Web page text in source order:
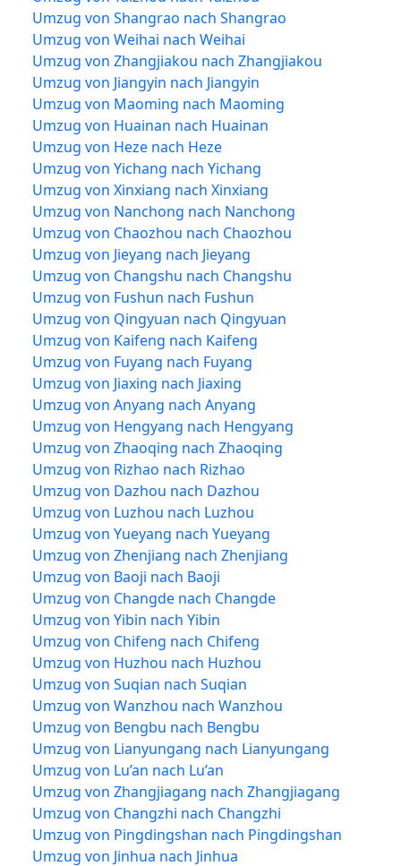
Umzug von Shangrao nach Shangrao
Umzug von Weihai nach Weihai
Umzug von Zhangjiakou nach Zhangjiakou
Umzug von Jiangyin nach Jiangyin
Umzug von Maoming nach Maoming
Umzug von Huainan nach Huainan
Umzug von Heze nach Heze
Umzug von Yichang nach Yichang
Umzug von Xinxiang nach Xinxiang
Umzug von Nanchong nach Nanchong
Umzug von Chaozhou nach Chaozhou
Umzug von Jieyang nach Jieyang
Umzug von Changshu nach Changshu
Umzug von Fushun nach Fushun
Umzug von Qingyuan nach Qingyuan
Umzug von Kaifeng nach Kaifeng
Umzug von Fuyang nach Fuyang
Umzug von Jiaxing nach Jiaxing
Umzug von Anyang nach Anyang
Umzug von Hengyang nach Hengyang
Umzug von Zhaoqing nach Zhaoqing
Umzug von Rizhao nach Rizhao
Umzug von Dazhou nach Dazhou
Umzug von Luzhou nach Luzhou
Umzug von Yueyang nach Yueyang
Umzug von Zhenjiang nach Zhenjiang
Umzug von Baoji nach Baoji
Umzug von Changde nach Changde
Umzug von Yibin nach Yibin
Umzug von Chifeng nach Chifeng
Umzug von Huzhou nach Huzhou
Umzug von Suqian nach Suqian
Umzug von Wanzhou nach Wanzhou
Umzug von Bengbu nach Bengbu
Umzug von Lianyungang nach Lianyungang
Umzug von Lu’an nach Lu’an
Umzug von Zhangjiagang nach Zhangjiagang
Umzug von Changzhi nach Changzhi
Umzug von Pingdingshan nach Pingdingshan
Umzug von Jinhua nach Jinhua